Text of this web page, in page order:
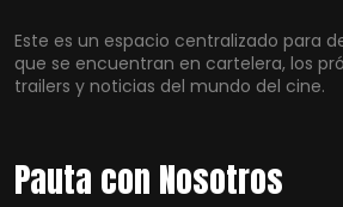
Este es un espacio centralizado para
que se encuentran en cartelera, los
trailers y noticias del mundo del cine.
Pauta con Nosotros